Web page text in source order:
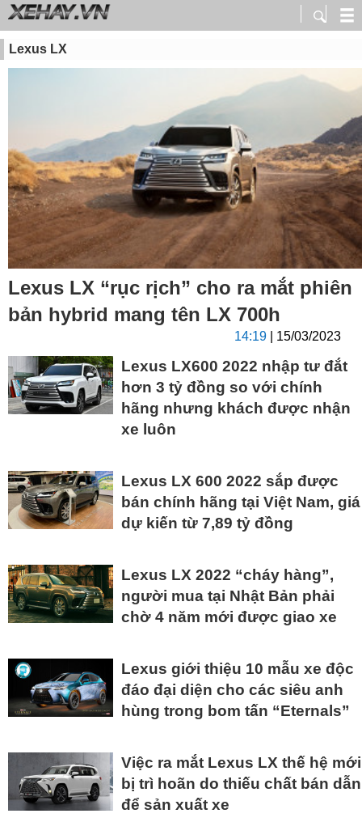
Lexus LX
Lexus LX “rục rịch” cho ra mắt phiên
bản hybrid mang tên LX 700h
14:19 | 15/03/2023
Lexus LX600 2022 nhập tư đắt
hơn 3 tỷ đồng so với chính
hãng nhưng khách được nhận
xe luôn
Lexus LX 600 2022 sắp được
bán chính hãng tại Việt Nam, giá
dự kiến từ 7,89 tỷ đồng
Lexus LX 2022 “cháy hàng”,
người mua tại Nhật Bản phải
chờ 4 năm mới được giao xe
Lexus giới thiệu 10 mẫu xe độc
đáo đại diện cho các siêu anh
hùng trong bom tấn “Eternals”
Việc ra mắt Lexus LX thế hệ mới
bị trì hoãn do thiếu chất bán dẫn
để sản xuất xe